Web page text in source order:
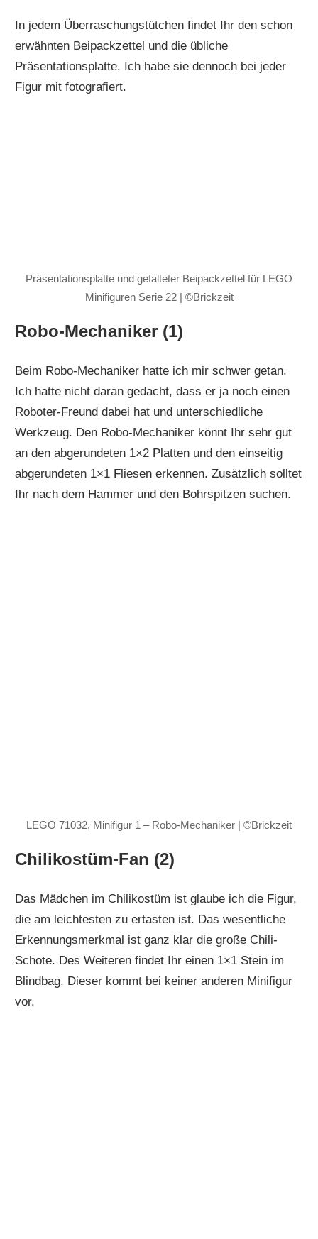
In jedem Überraschungstütchen findet Ihr den schon
erwähnten Beipackzettel und die übliche
Präsentationsplatte. Ich habe sie dennoch bei jeder
Figur mit fotografiert.
Präsentationsplatte und gefalteter Beipackzettel für LEGO
Minifiguren Serie 22 | ©Brickzeit
Robo-Mechaniker (1)
Beim Robo-Mechaniker hatte ich mir schwer getan.
Ich hatte nicht daran gedacht, dass er ja noch einen
Roboter-Freund dabei hat und unterschiedliche
Werkzeug. Den Robo-Mechaniker könnt Ihr sehr gut
an den abgerundeten 1×2 Platten und den einseitig
abgerundeten 1×1 Fliesen erkennen. Zusätzlich solltet
Ihr nach dem Hammer und den Bohrspitzen suchen.
LEGO 71032, Minifigur 1 – Robo-Mechaniker | ©Brickzeit
Chilikostüm-Fan (2)
Das Mädchen im Chilikostüm ist glaube ich die Figur,
die am leichtesten zu ertasten ist. Das wesentliche
Erkennungsmerkmal ist ganz klar die große Chili-
Schote. Des Weiteren findet Ihr einen 1×1 Stein im
Blindbag. Dieser kommt bei keiner anderen Minifigur
vor.